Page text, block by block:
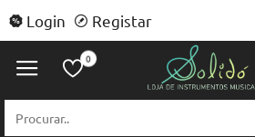
Login Registar
0
Procurar..